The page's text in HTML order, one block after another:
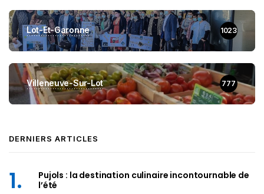
Lot-Et-Garonne 1023
Villeneuve-Sur-Lot 777
DERNIERS ARTICLES
Pujols : la destination culinaire incontournable de
l’été